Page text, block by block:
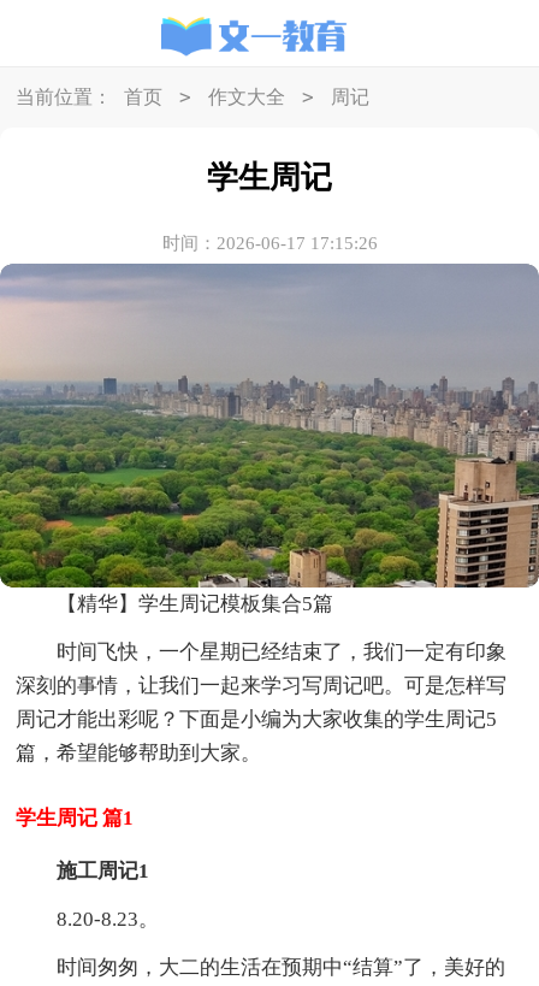
当前位置： 首页 > 作文大全 > 周记
学生周记
时间：2026-06-17 17:15:26
【精华】学生周记模板集合5篇
时间飞快，一个星期已经结束了，我们一定有印象
深刻的事情，让我们一起来学习写周记吧。可是怎样写
周记才能出彩呢？下面是小编为大家收集的学生周记5
篇，希望能够帮助到大家。
学生周记 篇1
施工周记1
8.20-8.23。
时间匆匆，大二的生活在预期中“结算”了，美好的